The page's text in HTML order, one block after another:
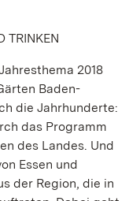
TRINKEN
2018
Baden-
die Jahrhunderte:
das Programm
des Landes. Und
Essen und
der Region, die in